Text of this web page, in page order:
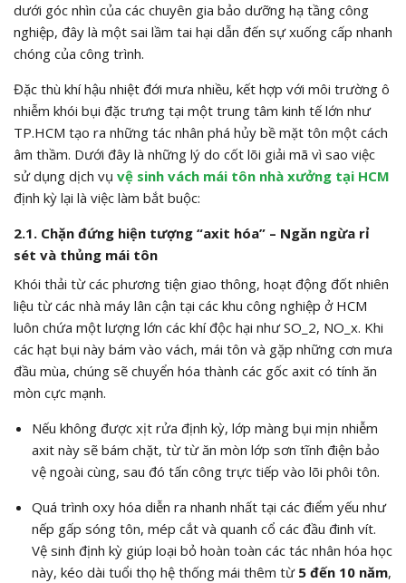
dưới góc nhìn của các chuyên gia bảo dưỡng hạ tầng công
nghiệp, đây là một sai lầm tai hại dẫn đến sự xuống cấp nhanh
chóng của công trình.
Đặc thù khí hậu nhiệt đới mưa nhiều, kết hợp với môi trường ô
nhiễm khói bụi đặc trưng tại một trung tâm kinh tế lớn như
TP.HCM tạo ra những tác nhân phá hủy bề mặt tôn một cách
âm thầm. Dưới đây là những lý do cốt lõi giải mã vì sao việc
sử dụng dịch vụ vệ sinh vách mái tôn nhà xưởng tại HCM
định kỳ lại là việc làm bắt buộc:
2.1. Chặn đứng hiện tượng “axit hóa” – Ngăn ngừa rỉ
sét và thủng mái tôn
Khói thải từ các phương tiện giao thông, hoạt động đốt nhiên
liệu từ các nhà máy lân cận tại các khu công nghiệp ở HCM
luôn chứa một lượng lớn các khí độc hại nhưSO_2, NO_x. Khi
các hạt bụi này bám vào vách, mái tôn và gặp những cơn mưa
đầu mùa, chúng sẽ chuyển hóa thành các gốc axit có tính ăn
mòn cực mạnh.
Nếu không được xịt rửa định kỳ, lớp màng bụi mịn nhiễm
axit này sẽ bám chặt, từ từ ăn mòn lớp sơn tĩnh điện bảo
vệ ngoài cùng, sau đó tấn công trực tiếp vào lõi phôi tôn.
Quá trình oxy hóa diễn ra nhanh nhất tại các điểm yếu như
nếp gấp sóng tôn, mép cắt và quanh cổ các đầu đinh vít.
Vệ sinh định kỳ giúp loại bỏ hoàn toàn các tác nhân hóa học
này, kéo dài tuổi thọ hệ thống mái thêm từ 5 đến 10 năm,